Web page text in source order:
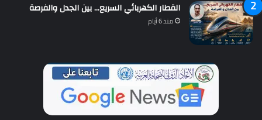
القطار الكهربائي السريع… بين الجدل والفرصة
منذ 6 أيام